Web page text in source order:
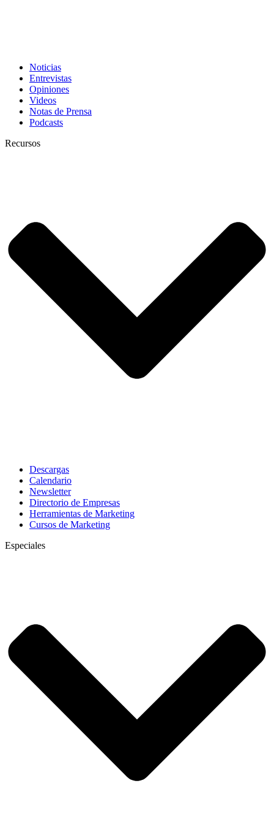
Noticias
Entrevistas
Opiniones
Videos
Notas de Prensa
Podcasts
Recursos
Descargas
Calendario
Newsletter
Directorio de Empresas
Herramientas de Marketing
Cursos de Marketing
Especiales